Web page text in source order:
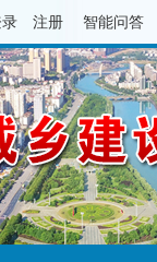
注册 智能问答